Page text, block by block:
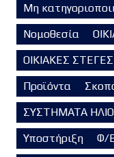
Μη
Νομοθεσία
ΟΙΚΙΑΚΕΣ ΣΤΕΓΕΣ
Προϊόντα
ΣΥΣΤΗΜΑΤΑ
Υποστήριξη
Φ/